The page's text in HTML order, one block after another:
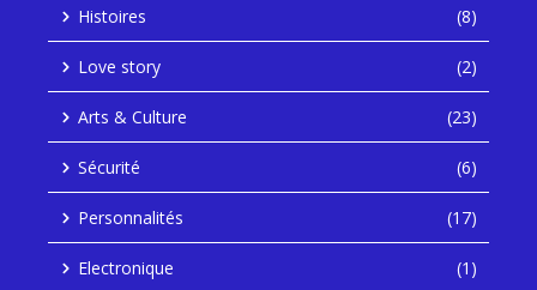
Histoires (8)
Love story (2)
Arts & Culture (23)
Sécurité (6)
Personnalités (17)
Electronique (1)